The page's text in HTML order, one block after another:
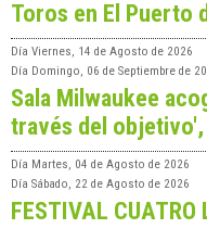
Toros en El Puerto
Día Viernes, 14 de Agosto de 2026
Día Domingo, 06 de Septiembre de
Sala Milwaukee
través del
Día Martes, 04 de Agosto de 2026
Día Sábado, 22 de Agosto de 2026
FESTIVAL CUATRO